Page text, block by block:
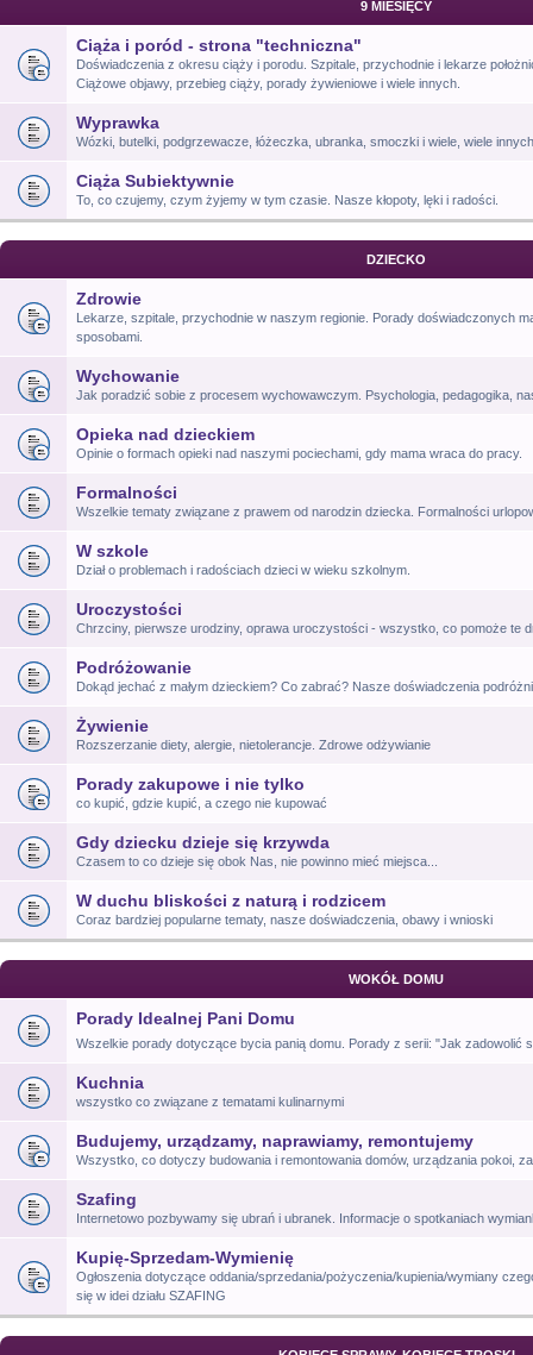
9 MIESIĘCY
Ciąża i poród - strona "techniczna"
Doświadczenia z okresu ciąży i porodu. Szpitale, przychodnie i lekarze
Ciążowe objawy, przebieg ciąży, porady żywieniowe i wiele innych.
Wyprawka
Wózki, butelki, podgrzewacze, łóżeczka, ubranka, smoczki i wiele, wiele
Ciąża Subiektywnie
To, co czujemy, czym żyjemy w tym czasie. Nasze kłopoty, lęki i radości.
DZIECKO
Zdrowie
Lekarze, szpitale, przychodnie w naszym regionie. Porady doświadczonych
sposobami.
Wychowanie
Jak poradzić sobie z procesem wychowawczym. Psychologia, pedagogika,
Opieka nad dzieckiem
Opinie o formach opieki nad naszymi pociechami, gdy mama wraca do pracy.
Formalności
Wszelkie tematy związane z prawem od narodzin dziecka. Formalności
W szkole
Dział o problemach i radościach dzieci w wieku szkolnym.
Uroczystości
Chrzciny, pierwsze urodziny, oprawa uroczystości - wszystko, co pomoże te
Podróżowanie
Dokąd jechać z małym dzieckiem? Co zabrać? Nasze doświadczenia
Żywienie
Rozszerzanie diety, alergie, nietolerancje. Zdrowe odżywianie
Porady zakupowe i nie tylko
co kupić, gdzie kupić, a czego nie kupować
Gdy dziecku dzieje się krzywda
Czasem to co dzieje się obok Nas, nie powinno mieć miejsca...
W duchu bliskości z naturą i rodzicem
Coraz bardziej popularne tematy, nasze doświadczenia, obawy i wnioski
WOKÓŁ DOMU
Porady Idealnej Pani Domu
Wszelkie porady dotyczące bycia panią domu. Porady z serii: "Jak zadowolić
Kuchnia
wszystko co związane z tematami kulinarnymi
Budujemy, urządzamy, naprawiamy, remontujemy
Wszystko, co dotyczy budowania i remontowania domów, urządzania pokoi,
Szafing
Internetowo pozbywamy się ubrań i ubranek. Informacje o spotkaniach
Kupię-Sprzedam-Wymienię
Ogłoszenia dotyczące oddania/sprzedania/pożyczenia/kupienia/wymiany
się w idei działu SZAFING